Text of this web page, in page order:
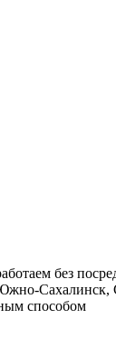
без
способом